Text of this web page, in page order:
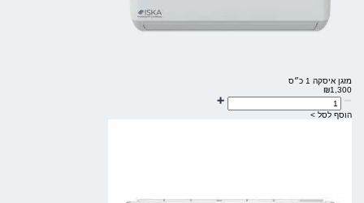
מזגן איסקה 1 כ״ס
₪1,300
הוסף לסל >